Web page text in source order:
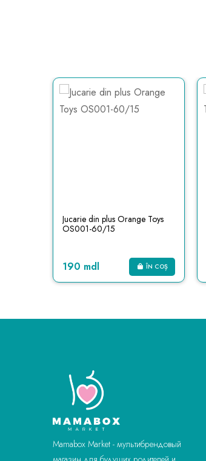
Jucarie din plus Orange Toys
OS001-60/15
190 mdl ÎN COȘ
Mamabox Market - мультибрендовый